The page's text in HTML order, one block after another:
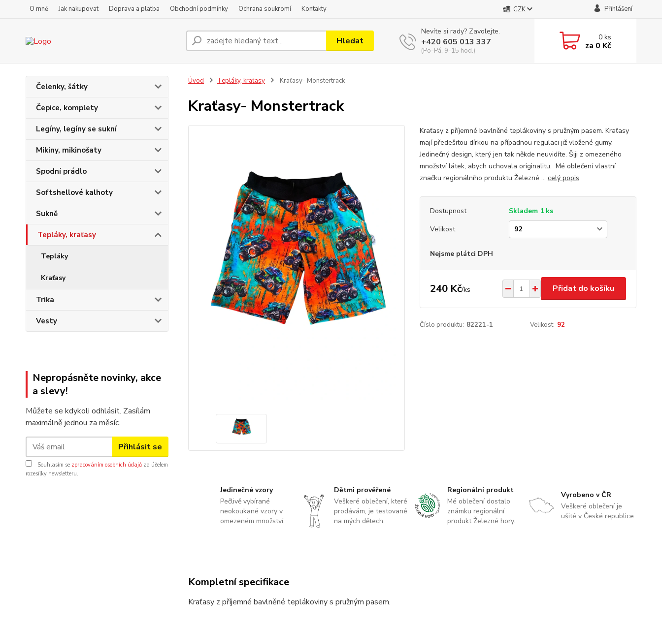
O mně Jak nakupovat Doprava a platba Obchodní podmínky Ochrana soukromí Kontakty CZK Přihlášení
Hledat
Nevíte si rady? Zavolejte.
+420 605 013 337
(Po-Pá, 9-15 hod.)
0ks
za 0 Kč
Čelenky, šátky
Čepice, komplety
Legíny, legíny se sukní
Mikiny, mikinošaty
Spodní prádlo
Softshellové kalhoty
Sukně
Tepláky, kraťasy
Tepláky
Kraťasy
Trika
Vesty
Nepropásněte novinky, akce
a slevy!
Můžete se kdykoli odhlásit. Zasílám
maximálně jednou za měsíc.
Přihlásit se
Souhlasím se zpracováním osobních údajů za účelem
rozesílky newsletteru.
Úvod Tepláky, kraťasy Kraťasy- Monstertrack
Kraťasy- Monstertrack
Kraťasy z příjemné bavlněné teplákoviny s pružným pasem. Kraťasy
mají předešitou dírkou na případnou regulaci již vložené gumy.
Jedinečný design, který jen tak někde neuvidíte. Šiji z omezeného
množství látek, abych uchovala originalitu. Mé oblečení vlastní
značku regionálního produktu Železné ... celý popis
Dostupnost
Skladem 1 ks
Velikost
Nejsme plátci DPH
240 Kč/ks Přidat do košíku
Číslo produktu: 82221-1 Velikost: 92
Jedinečné vzory
Pečlivě vybírané
neokoukané vzory v
omezeném množství.
Dětmi prověřené
Veškeré oblečení, které
prodávám, je testované
na mých dětech.
Regionální produkt
Mé oblečení dostalo
známku regionální
produkt Železné hory.
Vyrobeno v ČR
Veškeré oblečení je
ušité v České republice.
Kompletní specifikace
Kraťasy z příjemné bavlněné teplákoviny s pružným pasem.